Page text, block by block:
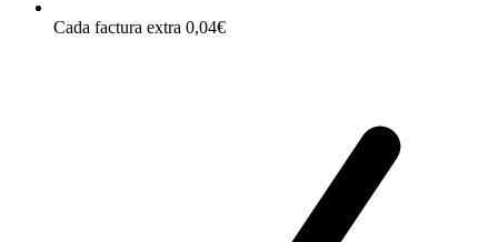
Cada factura extra 0,04€